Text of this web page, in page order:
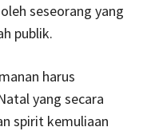
seseorang yang
publik.
harus
yang secara
spirit kemuliaan